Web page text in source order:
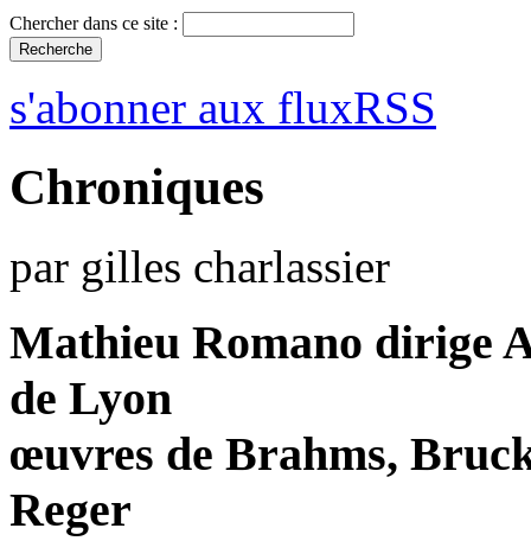
Chercher dans ce site :
s'abonner aux fluxRSS
Chroniques
par gilles charlassier
Mathieu Romano dirige
de Lyon
œuvres de Brahms,
Reger